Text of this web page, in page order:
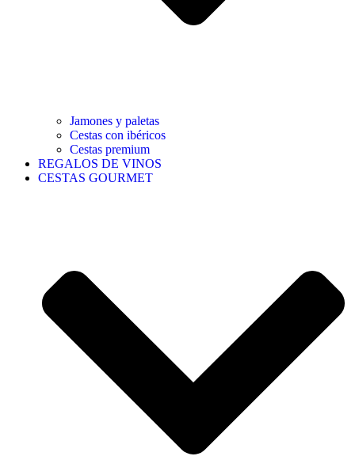
Jamones y paletas
Cestas con ibéricos
Cestas premium
REGALOS DE VINOS
CESTAS GOURMET